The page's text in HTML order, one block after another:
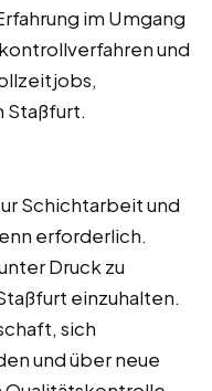
im Umgang
und
Staßfurt.
Schichtarbeit und
erforderlich.
Druck zu
einzuhalten.
sich
und über neue